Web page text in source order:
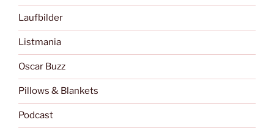
Laufbilder
Listmania
Oscar Buzz
Pillows & Blankets
Podcast